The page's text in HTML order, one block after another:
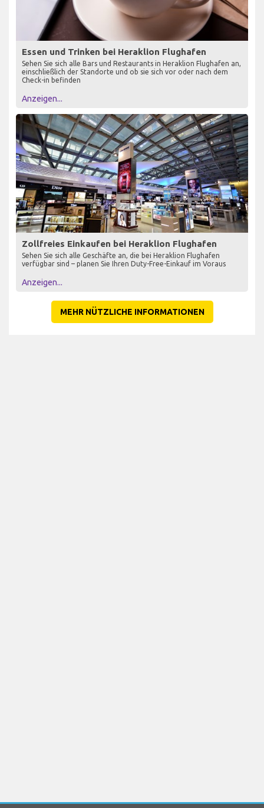
Essen und Trinken bei Heraklion Flughafen
Sehen Sie sich alle Bars und Restaurants in Heraklion Flughafen an,
einschließlich der Standorte und ob sie sich vor oder nach dem
Check-in befinden
Anzeigen...
Zollfreies Einkaufen bei Heraklion Flughafen
Sehen Sie sich alle Geschäfte an, die bei Heraklion Flughafen
verfügbar sind – planen Sie Ihren Duty-Free-Einkauf im Voraus
Anzeigen...
MEHR NÜTZLICHE INFORMATIONEN